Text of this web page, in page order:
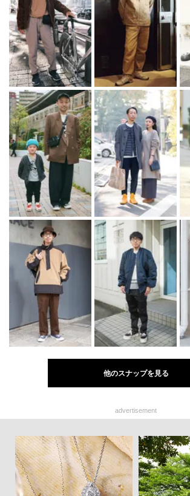
他のスナップを見る
advertisement